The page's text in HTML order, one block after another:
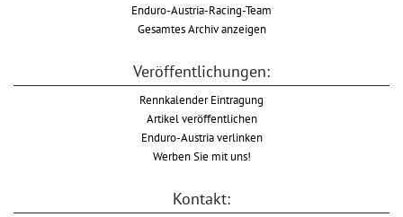
Enduro-Austria-Racing-Team
Gesamtes Archiv anzeigen
Veröffentlichungen:
Rennkalender Eintragung
Artikel veröffentlichen
Enduro-Austria verlinken
Werben Sie mit uns!
Kontakt: